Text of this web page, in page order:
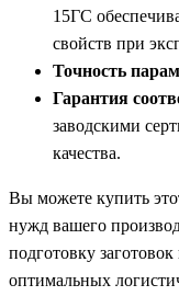
15ГС
свойств при
Точность
Гарантия
заводскими
качества.
Вы можете купить
нужд вашего
подготовку
оптимальных